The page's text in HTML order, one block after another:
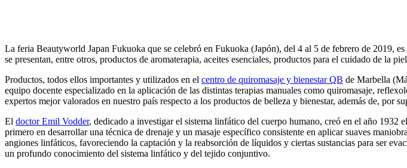
La feria Beautyworld Japan Fukuoka que se celebró en Fukuoka (Japón), del 4 al 5 de febrero de 2019,
se presentan, entre otros, productos de aromaterapia, aceites esenciales, productos para el cuidado de la
Productos, todos ellos importantes y utilizados en el centro de quiromasaje y bienestar QB de Marbella
equipo docente especializado en la aplicación de las distintas terapias manuales como quiromasaje,
expertos mejor valorados en nuestro país respecto a los productos de belleza y bienestar, además de, por
El doctor Emil Vodder, dedicado a investigar el sistema linfático del cuerpo humano, creó en el año
primero en desarrollar una técnica de drenaje y un masaje específico consistente en aplicar suaves
angiones linfáticos, favoreciendo la captación y la reabsorción de líquidos y ciertas sustancias para ser
un profundo conocimiento del sistema linfático y del tejido conjuntivo.